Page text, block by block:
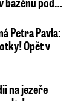
Petra Pavla:
Opět v
na jezeře